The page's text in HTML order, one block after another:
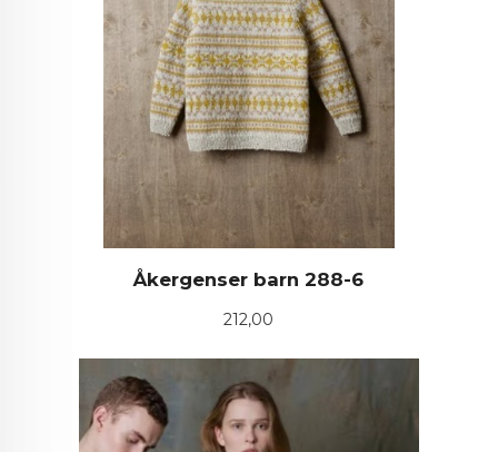
Åkergenser barn 288-6
Pris
212,00